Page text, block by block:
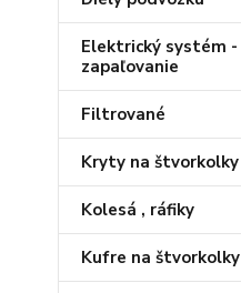
Elektrický systém -
zapaľovanie
Filtrované
Kryty na štvorkolky
Kolesá , ráfiky
Kufre na štvorkolky